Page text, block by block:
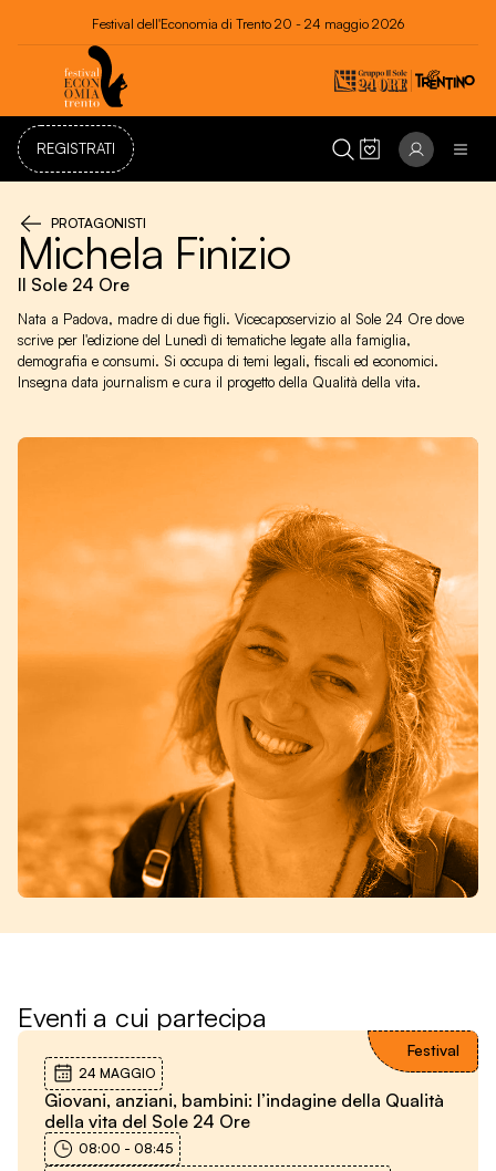
Festival dell'Economia di Trento 20 - 24 maggio 2026
REGISTRATI
PROTAGONISTI
Michela Finizio
Il Sole 24 Ore
Nata a Padova, madre di due figli. Vicecaposervizio al Sole 24 Ore dove
scrive per l'edizione del Lunedì di tematiche legate alla famiglia,
demografia e consumi. Si occupa di temi legali, fiscali ed economici.
Insegna data journalism e cura il progetto della Qualità della vita.
Eventi a cui partecipa
24 MAGGIO
Giovani, anziani, bambini: l’indagine della Qualità
della vita del Sole 24 Ore
Festival
08:00 - 08:45